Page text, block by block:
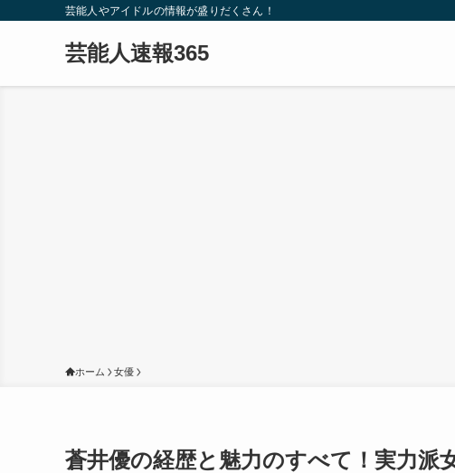
芸能人やアイドルの情報が盛りだくさん！
芸能人速報365
ホーム 女優
蒼井優の経歴と魅力のすべて！実力派